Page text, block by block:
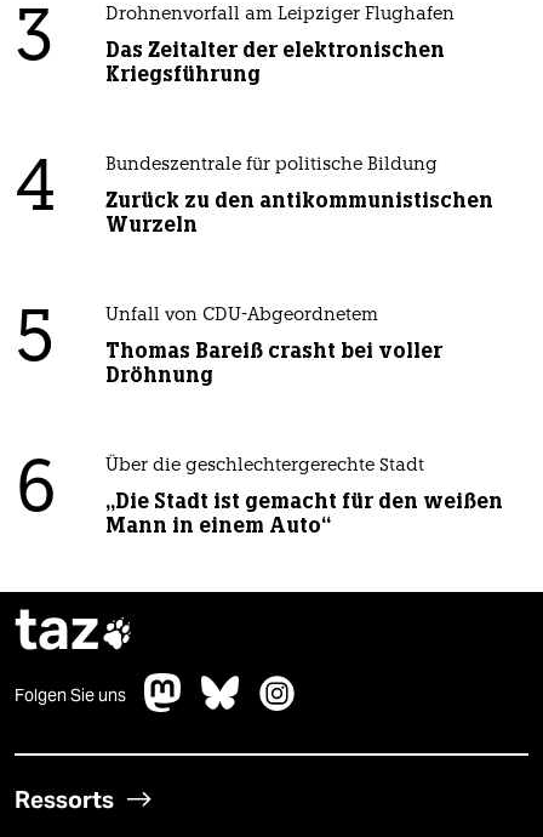
3 Drohnenvorfall am Leipziger Flughafen
Das Zeitalter der elektronischen
Kriegsführung
4 Bundeszentrale für politische Bildung
Zurück zu den antikommunistischen
Wurzeln
5 Unfall von CDU-Abgeordnetem
Thomas Bareiß crasht bei voller
Dröhnung
6 Über die geschlechtergerechte Stadt
„Die Stadt ist gemacht für den weißen
Mann in einem Auto“
taz
Folgen Sie uns
Ressorts